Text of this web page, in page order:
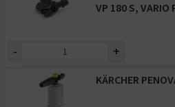
VP 180 S, VARIO
- +
KÄRCHER